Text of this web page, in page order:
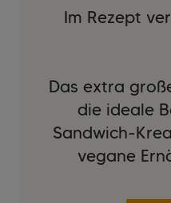
Im Rezept
Das extra
die ideale
Sandwich-
vegane